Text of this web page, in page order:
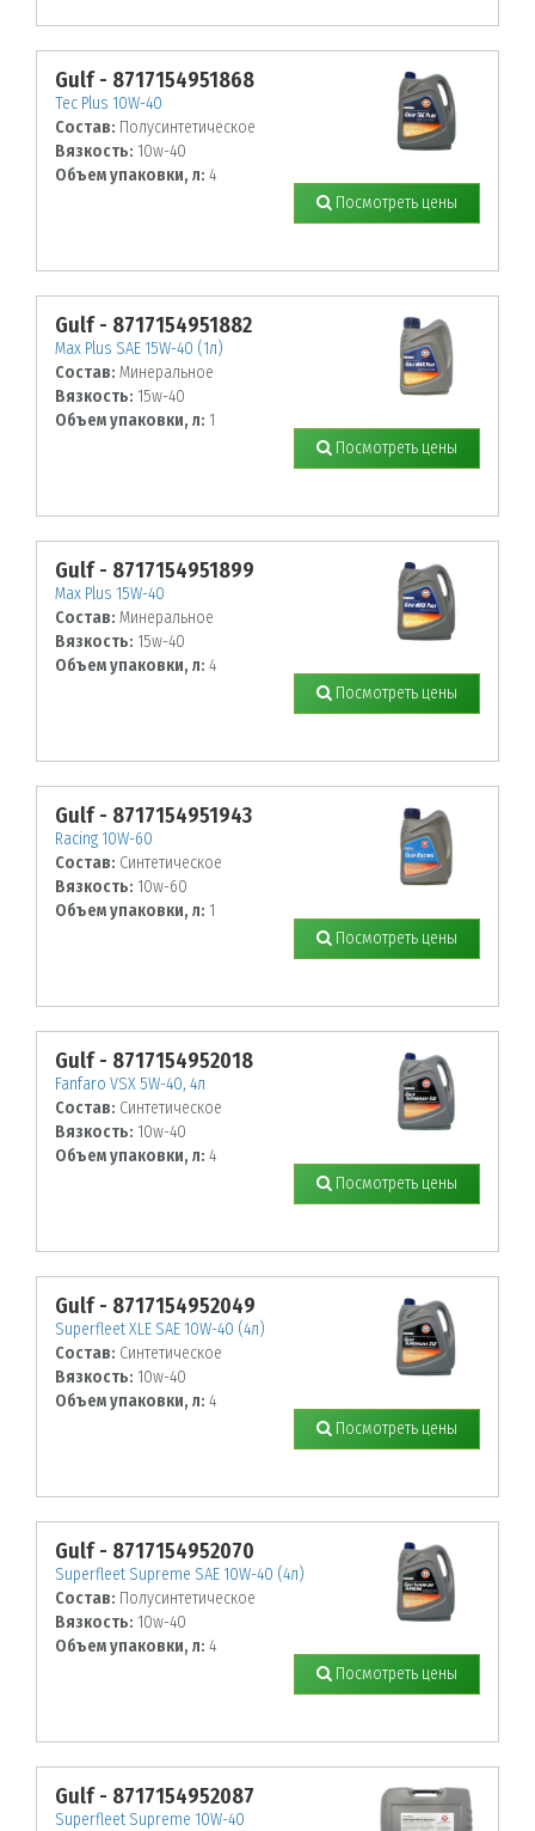
Gulf - 8717154951868
Tec Plus 10W-40
Состав: Полусинтетическое
Вязкость: 10w-40
Объем упаковки, л: 4
Посмотреть цены
Gulf - 8717154951882
Max Plus SAE 15W-40 (1л)
Состав: Минеральное
Вязкость: 15w-40
Объем упаковки, л: 1
Посмотреть цены
Gulf - 8717154951899
Max Plus 15W-40
Состав: Минеральное
Вязкость: 15w-40
Объем упаковки, л: 4
Посмотреть цены
Gulf - 8717154951943
Racing 10W-60
Состав: Синтетическое
Вязкость: 10w-60
Объем упаковки, л: 1
Посмотреть цены
Gulf - 8717154952018
Fanfaro VSX 5W-40, 4л
Состав: Синтетическое
Вязкость: 10w-40
Объем упаковки, л: 4
Посмотреть цены
Gulf - 8717154952049
Superfleet XLE SAE 10W-40 (4л)
Состав: Синтетическое
Вязкость: 10w-40
Объем упаковки, л: 4
Посмотреть цены
Gulf - 8717154952070
Superfleet Supreme SAE 10W-40 (4л)
Состав: Полусинтетическое
Вязкость: 10w-40
Объем упаковки, л: 4
Посмотреть цены
Gulf - 8717154952087
Superfleet Supreme 10W-40